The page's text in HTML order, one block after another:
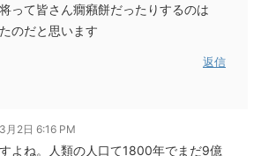
って皆さん癇癪餅だったりするのは
のだと思います
返信
月2日 6:16 PM
よね。人類の人口て1800年でまだ9億